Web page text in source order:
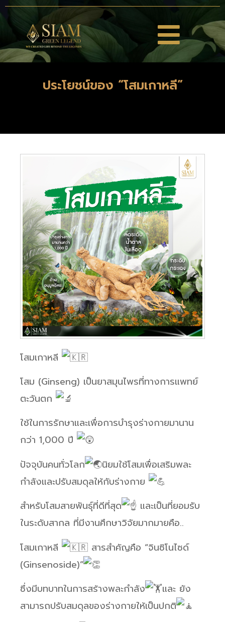
ประโยชน์ของ “โสมเกาหลี”
โสมเกาหลี
โสม (Ginseng) เป็นยาสมุนไพรที่ทางการแพทย์
ตะวันตก
ใช้ในการรักษาและเพื่อการบำรุงร่างกายมานาน
กว่า 1,000 ปี
ปัจจุบันคนทั่วโลก
นิยมใช้โสมเพื่อเสริมพละ
กำลังและปรับสมดุลให้กับร่างกาย
สำหรับโสมสายพันธุ์ที่ดีที่สุด
และเป็นที่ยอมรับ
ในระดับสากล ที่มีงานศึกษาวิจัยมากมายคือ..
โสมเกาหลี
สารสำคัญคือ “จินซิโนไซด์
(Ginsenoside)”
ซึ่งมีบทบาทในการสร้างพละกำลัง
และ ยัง
สามารถปรับสมดุลของร่างกายให้เป็นปกติ